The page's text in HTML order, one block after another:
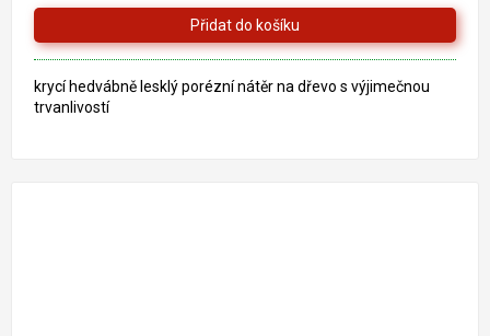
z
5
hvězdiček.
krycí hedvábně lesklý porézní nátěr na dřevo s výjimečnou
trvanlivostí